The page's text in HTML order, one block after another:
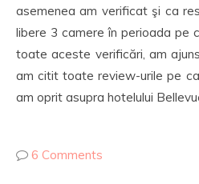
asemenea am verificat şi ca
libere 3 camere în perioada pe
toate aceste verificări, am
am citit toate review-urile pe
am oprit asupra hotelului
6 Comments